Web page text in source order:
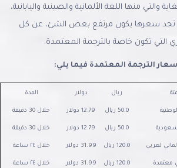
والتي منها اللغة الألمانية والصينية واليابانية،
تجد سعرها يكون مرتفع بعض الشئ، عن كل
التي تكون خاصة بالترجمة المعتمدة.
الترجمة المعتمدة فيما يلي:
ريال دولار المدة
50.0 ريال 12.79 دولار خلال 30 دقيقة
50.0 ريال 12.79 دولار خلال 30 دقيقة
لعربي 120.0 ريال 31.99 دولار خلال ٢٤ ساعة
معتمدة 120.0 ريال 31.99 دولار خلال ٢٤ ساعة